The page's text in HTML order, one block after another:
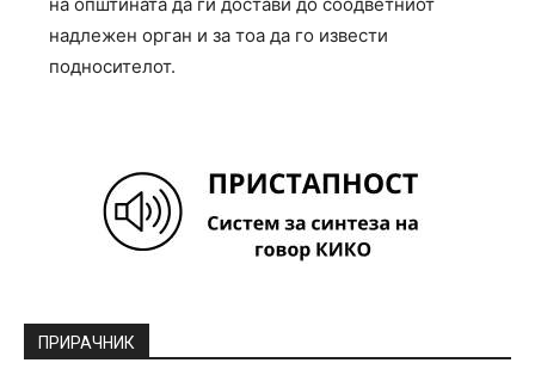
надлежен орган и за тоа да го извести
подносителот.
ПРИРАЧНИК